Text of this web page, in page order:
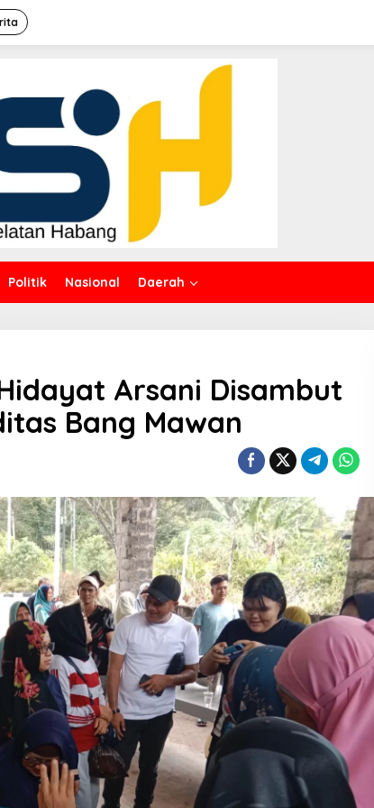
Politik Nasional Daerah
Arsani Disambut
Bang Mawan